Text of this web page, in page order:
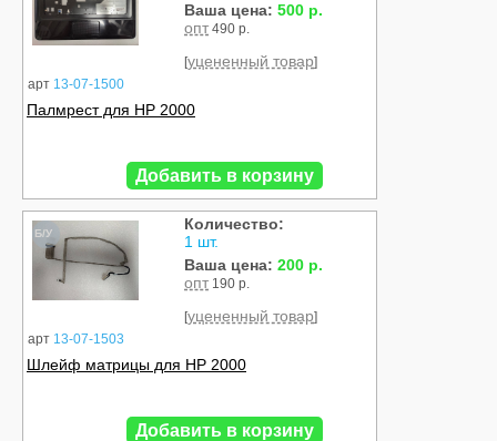
арт 13-07-1500
Ваша цена: 500 р.
опт 490 р.
[уцененный товар]
Палмрест для HP 2000
Добавить в корзину
Б/У
арт 13-07-1503
Количество:
1 шт.
Ваша цена: 200 р.
опт 190 р.
[уцененный товар]
Шлейф матрицы для HP 2000
Добавить в корзину